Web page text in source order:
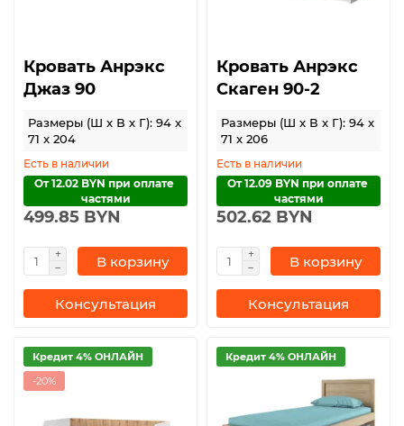
Кровать Анрэкс
Джаз 90
Размеры (Ш x В x Г): 94 x
71 x 204
Есть в наличии
От 12.02 BYN при оплате
частями
499.85 BYN
В корзину
Консультация
Кровать Анрэкс
Скаген 90-2
Размеры (Ш x В x Г): 94 x
71 x 206
Есть в наличии
От 12.09 BYN при оплате
частями
502.62 BYN
В корзину
Консультация
Кредит 4% ОНЛАЙН
-20%
Кредит 4% ОНЛАЙН